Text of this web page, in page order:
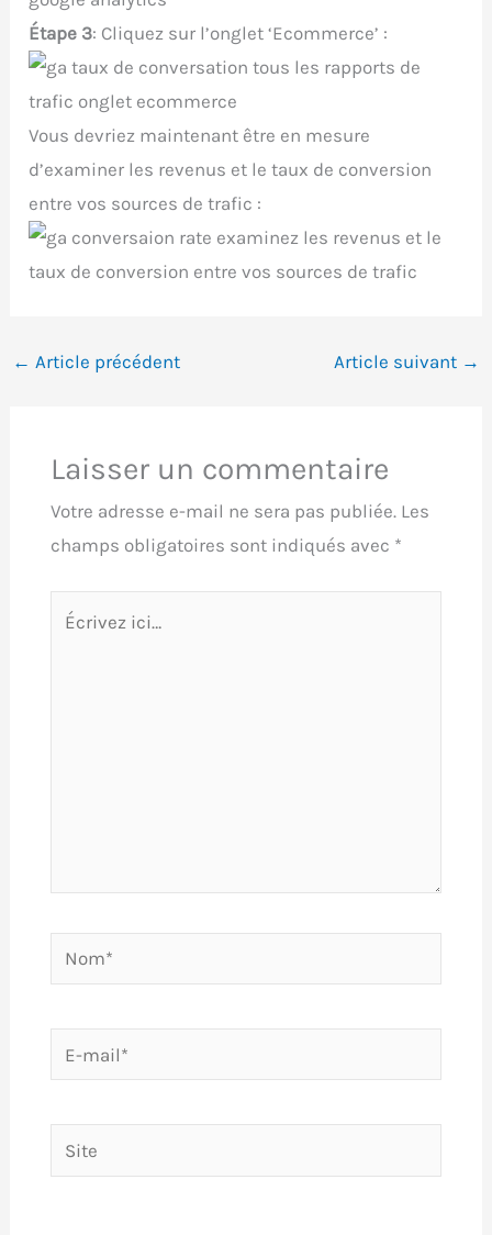
Étape 3: Cliquez sur l’onglet ‘Ecommerce’ :
Vous devriez maintenant être en mesure
d’examiner les revenus et le taux de conversion
entre vos sources de trafic :
← Article précédent Article suivant →
Laisser un commentaire
Votre adresse e-mail ne sera pas publiée. Les
champs obligatoires sont indiqués avec *
Écrivez
Nom*
mail*
Site